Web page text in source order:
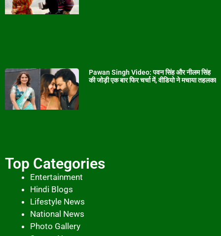
Pawan Singh Video: पवन सिंह और नीलम सिंह
की जोड़ी एक बार फिर चर्चा में, वीडियो ने मचाया तहलका
Top Categories
Entertainment
Hindi Blogs
Lifestyle News
National News
Photo Gallery